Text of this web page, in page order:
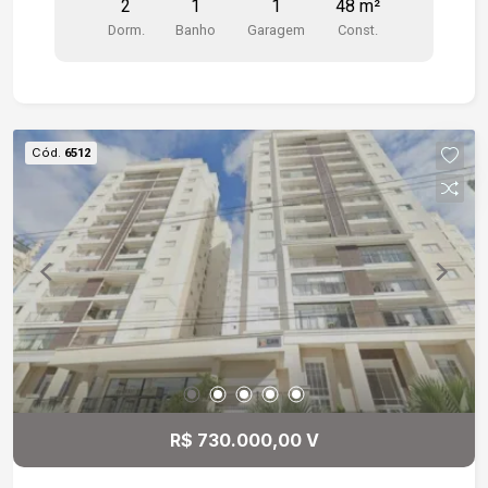
playground, salão de festas, quadra poliesportiva.
1 vaga de garagem descoberta.
2
Dorm.
1
Banho
1
Garagem
48 m²
Const.
Cód. 6512
R$ 730.000,00 V